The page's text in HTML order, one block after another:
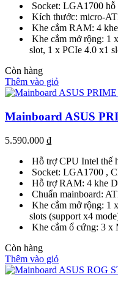
Socket: LGA1700
Kích thước: micro-
Khe cắm RAM: 4
Khe cắm mở rộng: 1
slot, 1 x PCIe 4.0 x1
Còn hàng
Thêm vào giỏ
Mainboard ASUS
5.590.000 ₫
Hỗ trợ CPU Intel thế
Socket: LGA1700 ,
Hỗ trợ RAM: 4 khe
Chuẩn mainboard:
Khe cắm mở rộng: 1
slots (support x4
Khe cắm ổ cứng: 3 x
Còn hàng
Thêm vào giỏ